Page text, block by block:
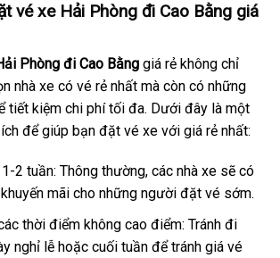
vé xe Hải Phòng đi Cao Bằng giá
Phòng đi Cao Bằng giá rẻ không chỉ
nhà xe có vé rẻ nhất mà còn có những
tiết kiệm chi phí tối đa. Dưới đây là một
để giúp bạn đặt vé xe với giá rẻ nhất:
2 tuần: Thông thường, các nhà xe sẽ có
mãi cho những người đặt vé sớm.
thời điểm không cao điểm: Tránh đi
nghỉ lễ hoặc cuối tuần để tránh giá vé